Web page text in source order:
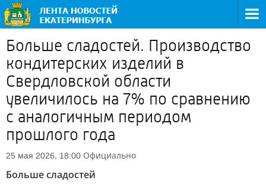
Больше сладостей. Производство
кондитерских изделий в
Свердловской области
увеличилось на 7% по сравнению
с аналогичным периодом
прошлого года
25 мая 2026, 18:00 Официально
Больше сладостей